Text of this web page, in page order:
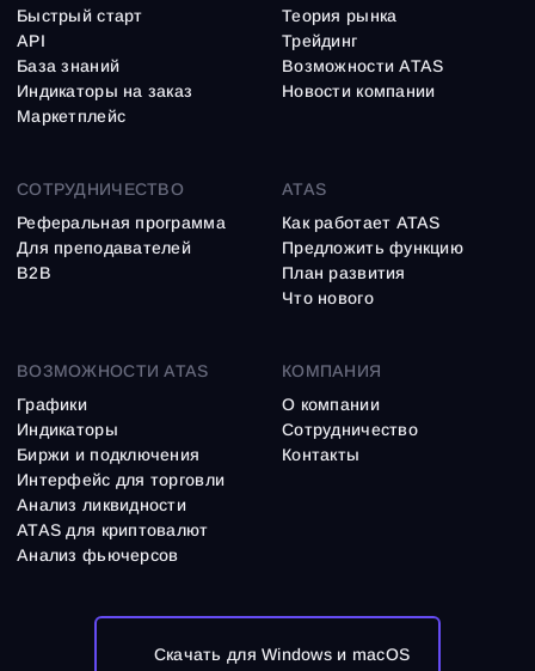
ВОЗМОЖНОСТИ ATAS
Графики
Индикаторы
Биржи и подключения
Интерфейс для торговли
Анализ ликвидности
ATAS для криптовалют
Анализ фьючерсов
Быстрый старт
API
База знаний
Индикаторы на заказ
Маркетплейс
Теория рынка
Трейдинг
Возможности ATAS
Новости компании
СОТРУДНИЧЕСТВО
Реферальная программа
Для преподавателей
B2B
ATAS
Как работает ATAS
Предложить функцию
План развития
Что нового
КОМПАНИЯ
О компании
Сотрудничество
Контакты
Скачать для Windows и macOS